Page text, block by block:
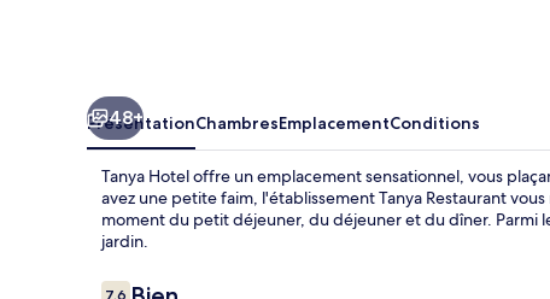
48+
PrésentationChambresEmplacementConditions
Tanya Hotel offre un emplacement sensationnel, vous
avez une petite faim, l'établissement Tanya Restaurant
moment du petit déjeuner, du déjeuner et du dîner. Parmi
jardin.
Avis
7,6